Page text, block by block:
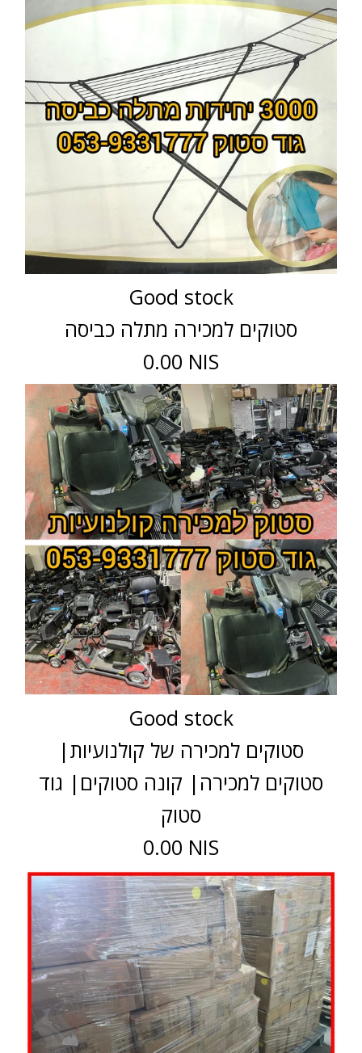
Good stock
סטוקים למכירה מתלה כביסה
0.00 NIS
Good stock
סטוקים למכירה של קולנועיות|
סטוקים למכירה| קונה סטוקים| גוד
סטוק
0.00 NIS